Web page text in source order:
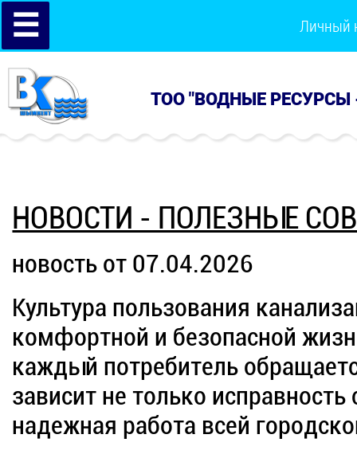
☰ Личный
ТОО "ВОДНЫЕ РЕСУРСЫ
НОВОСТИ - ПОЛЕЗНЫЕ
новость от 07.04.2026
Культура пользования
комфортной и безопасной
каждый потребитель
зависит не только
надежная работа всей